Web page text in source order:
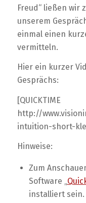
Freud“ ließen wir
unserem
einmal einen
vermitteln.
Hier ein kurzer
Gesprächs:
[QUICKTIME
http://
intuition-short-
Hinweise:
Zum
Software „
installiert sein.